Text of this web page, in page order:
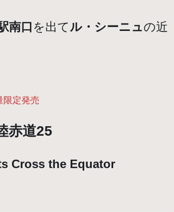
南口を出てル・シーニュの近
限定発売
赤道25
Cross the Equator